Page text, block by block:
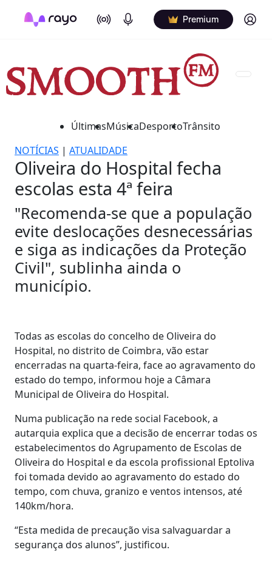
On Air Podcasts Premium Log in
ÚltimasMúsicaDesportoTrânsito
NOTÍCIAS | ATUALIDADE
Oliveira do Hospital fecha
escolas esta 4ª feira
"Recomenda-se que a população
evite deslocações desnecessárias
e siga as indicações da Proteção
Civil", sublinha ainda o
município.
Todas as escolas do concelho de Oliveira do
Hospital, no distrito de Coimbra, vão estar
encerradas na quarta-feira, face ao agravamento do
estado do tempo, informou hoje a Câmara
Municipal de Oliveira do Hospital.
Numa publicação na rede social Facebook, a
autarquia explica que a decisão de encerrar todas os
estabelecimentos do Agrupamento de Escolas de
Oliveira do Hospital e da escola profissional Eptoliva
foi tomada devido ao agravamento do estado do
tempo, com chuva, granizo e ventos intensos, até
140km/hora.
“Esta medida de precaução visa salvaguardar a
segurança dos alunos”, justificou.